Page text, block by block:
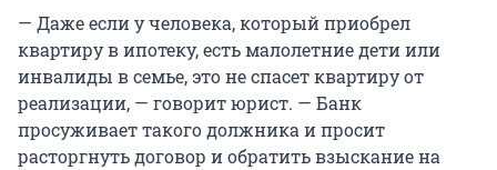
— Даже если у человека, который приобрел
квартиру в ипотеку, есть малолетние дети или
инвалиды в семье, это не спасет квартиру от
реализации, — говорит юрист. — Банк
просуживает такого должника и просит
расторгнуть договор и обратить взыскание на